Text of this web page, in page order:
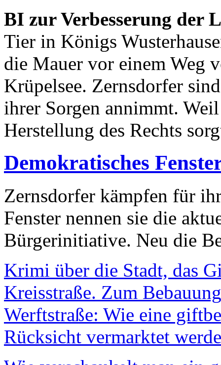
BI zur Verbesserung der
Tier in Königs
die Mauer vor einem Weg
Krüpelsee. Zernsdorfer
ihrer Sorgen annimmt.
Herstellung des Rechts
Demokratisches
Zernsdorfer kämpfen für
Fenster nennen sie die
Bürgerinitiative. Neu die
Krimi über die Stadt, das
Kreisstraße. Zum
Werftstraße: Wie eine
Rücksicht vermarktet